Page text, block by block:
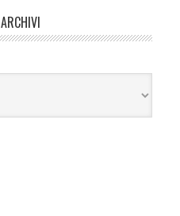
ARCHIVI